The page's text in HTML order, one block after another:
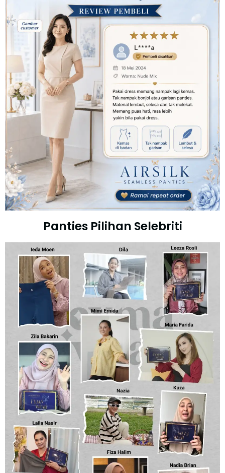
Panties Pilihan Selebriti